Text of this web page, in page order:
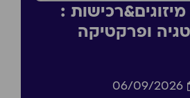
:
ופרקטיקה
06/09/2026